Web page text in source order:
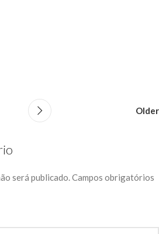
Older
será publicado.Campos obrigatórios